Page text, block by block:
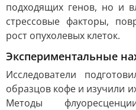
подходящих генов, но и
стрессовые факторы,
рост опухолевых клеток.
Экспериментальные
Исследователи
образцов кофе и изучили
Методы